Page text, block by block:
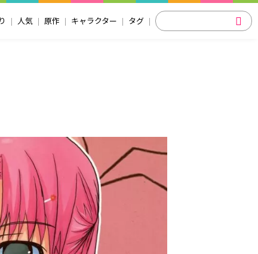
人気 原作 キャラクター タグ